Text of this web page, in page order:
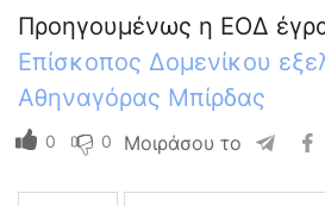
Προηγουμένως η ΕΟΔ
Επίσκοπος Δομενίκου
Αθηναγόρας Μπίρδας
0 0 Μοιράσου το